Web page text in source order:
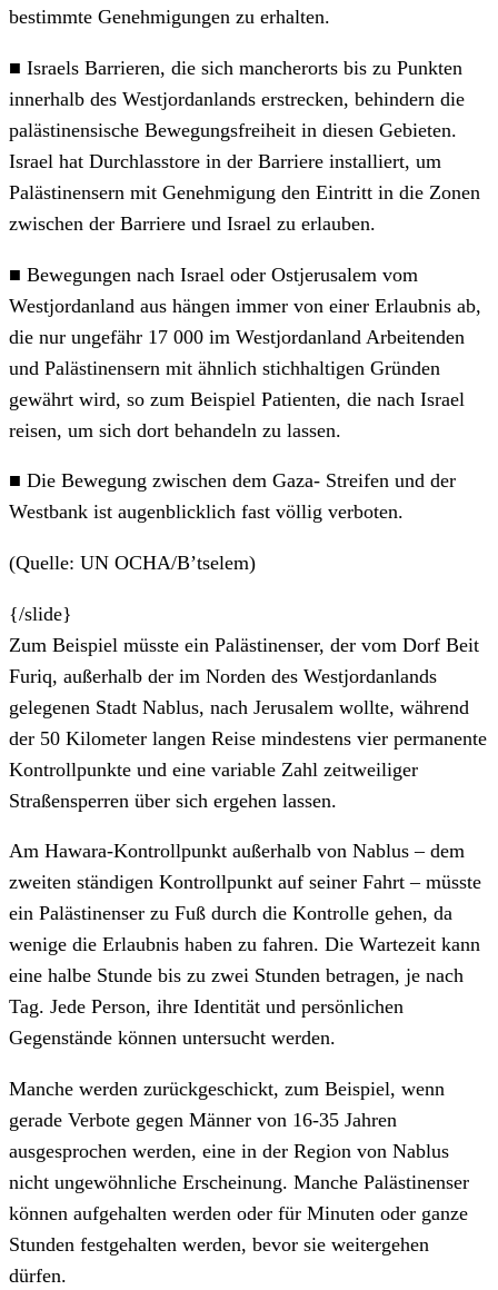
bestimmte Genehmigungen zu erhalten.
■ Israels Barrieren, die sich mancherorts bis zu Punkten
innerhalb des Westjordanlands erstrecken, behindern die
palästinensische Bewegungsfreiheit in diesen Gebieten.
Israel hat Durchlasstore in der Barriere installiert, um
Palästinensern mit Genehmigung den Eintritt in die Zonen
zwischen der Barriere und Israel zu erlauben.
■ Bewegungen nach Israel oder Ostjerusalem vom
Westjordanland aus hängen immer von einer Erlaubnis ab,
die nur ungefähr 17 000 im Westjordanland Arbeitenden
und Palästinensern mit ähnlich stichhaltigen Gründen
gewährt wird, so zum Beispiel Patienten, die nach Israel
reisen, um sich dort behandeln zu lassen.
■ Die Bewegung zwischen dem Gaza- Streifen und der
Westbank ist augenblicklich fast völlig verboten.
(Quelle: UN OCHA/B’tselem)
{/slide}
Zum Beispiel müsste ein Palästinenser, der vom Dorf Beit
Furiq, außerhalb der im Norden des Westjordanlands
gelegenen Stadt Nablus, nach Jerusalem wollte, während
der 50 Kilometer langen Reise mindestens vier permanente
Kontrollpunkte und eine variable Zahl zeitweiliger
Straßensperren über sich ergehen lassen.
Am Hawara-Kontrollpunkt außerhalb von Nablus – dem
zweiten ständigen Kontrollpunkt auf seiner Fahrt – müsste
ein Palästinenser zu Fuß durch die Kontrolle gehen, da
wenige die Erlaubnis haben zu fahren. Die Wartezeit kann
eine halbe Stunde bis zu zwei Stunden betragen, je nach
Tag. Jede Person, ihre Identität und persönlichen
Gegenstände können untersucht werden.
Manche werden zurückgeschickt, zum Beispiel, wenn
gerade Verbote gegen Männer von 16-35 Jahren
ausgesprochen werden, eine in der Region von Nablus
nicht ungewöhnliche Erscheinung. Manche Palästinenser
können aufgehalten werden oder für Minuten oder ganze
Stunden festgehalten werden, bevor sie weitergehen
dürfen.